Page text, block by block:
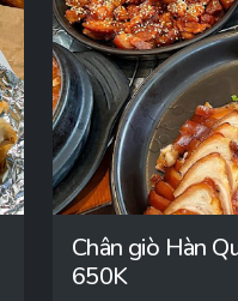
Chân giò Hàn
650K